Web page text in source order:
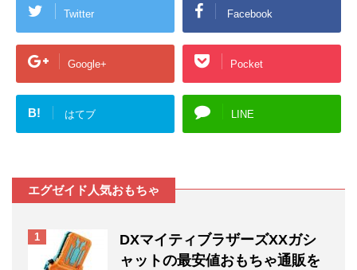
Twitter Facebook
Google+ Pocket
B! はてブ LINE
エグゼイド人気おもちゃ
1
DXマイティブラザーズXXガシ
ャットの最安値おもちゃ通販を